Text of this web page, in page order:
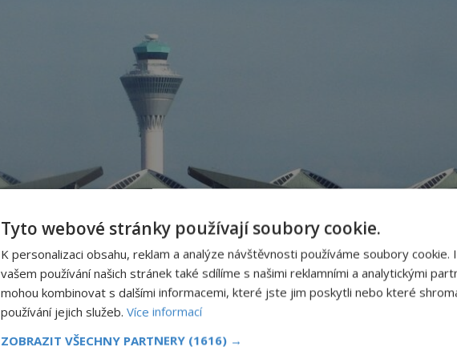
Tyto webové stránky používají soubory cookie.
K personalizaci obsahu, reklam a analýze návštěvnosti používáme soubory cookie.
vašem používání našich stránek také sdílíme s našimi reklamními a analytickými
mohou kombinovat s dalšími informacemi, které jste jim poskytli nebo které
používání jejich služeb. Více informací
ZOBRAZIT VŠECHNY PARTNERY (1616) →